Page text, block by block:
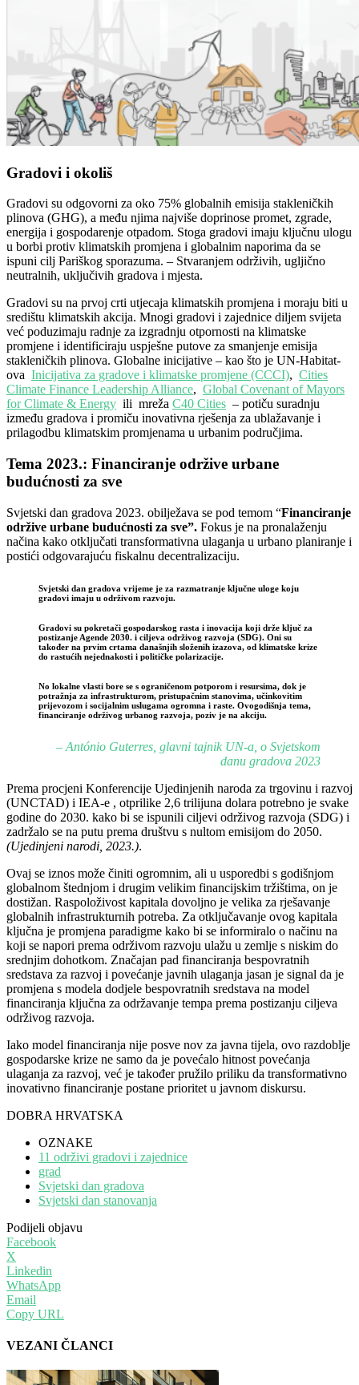
Gradovi i okoliš
Gradovi su odgovorni za oko 75% globalnih emisija stakleničkih
plinova (GHG), a među njima najviše doprinose promet, zgrade,
energija i gospodarenje otpadom. Stoga gradovi imaju ključnu ulogu
u borbi protiv klimatskih promjena i globalnim naporima da se
ispuni cilj Pariškog sporazuma. – Stvaranjem održivih, ugljično
neutralnih, uključivih gradova i mjesta.
Gradovi su na prvoj crti utjecaja klimatskih promjena i moraju biti u
središtu klimatskih akcija. Mnogi gradovi i zajednice diljem svijeta
već poduzimaju radnje za izgradnju otpornosti na klimatske
promjene i identificiraju uspješne putove za smanjenje emisija
stakleničkih plinova. Globalne inicijative – kao što je UN-Habitat-
ova Inicijativa za gradove i klimatske promjene (CCCI), Cities
Climate Finance Leadership Alliance, Global Covenant of Mayors
for Climate & Energy ili mreža C40 Cities – potiču suradnju
između gradova i promiču inovativna rješenja za ublažavanje i
prilagodbu klimatskim promjenama u urbanim područjima.
Tema 2023.: Financiranje održive urbane
budućnosti za sve
Svjetski dan gradova 2023. obilježava se pod temom “Financiranje
održive urbane budućnosti za sve”. Fokus je na pronalaženju
načina kako otključati transformativna ulaganja u urbano planiranje i
postići odgovarajuću fiskalnu decentralizaciju.
Svjetski dan gradova vrijeme je za razmatranje ključne uloge koju
gradovi imaju u održivom razvoju.
Gradovi su pokretači gospodarskog rasta i inovacija koji drže ključ za
postizanje Agende 2030. i ciljeva održivog razvoja (SDG). Oni su
također na prvim crtama današnjih složenih izazova, od klimatske krize
do rastućih nejednakosti i političke polarizacije.
No lokalne vlasti bore se s ograničenom potporom i resursima, dok je
potražnja za infrastrukturom, pristupačnim stanovima, učinkovitim
prijevozom i socijalnim uslugama ogromna i raste. Ovogodišnja tema,
financiranje održivog urbanog razvoja, poziv je na akciju.
– António Guterres, glavni tajnik UN-a, o Svjetskom
danu gradova 2023
Prema procjeni Konferencije Ujedinjenih naroda za trgovinu i razvoj
(UNCTAD) i IEA-e , otprilike 2,6 trilijuna dolara potrebno je svake
godine do 2030. kako bi se ispunili ciljevi održivog razvoja (SDG) i
zadržalo se na putu prema društvu s nultom emisijom do 2050.
(Ujedinjeni narodi, 2023.).
Ovaj se iznos može činiti ogromnim, ali u usporedbi s godišnjom
globalnom štednjom i drugim velikim financijskim tržištima, on je
dostižan. Raspoloživost kapitala dovoljno je velika za rješavanje
globalnih infrastrukturnih potreba. Za otključavanje ovog kapitala
ključna je promjena paradigme kako bi se informiralo o načinu na
koji se napori prema održivom razvoju ulažu u zemlje s niskim do
srednjim dohotkom. Značajan pad financiranja bespovratnih
sredstava za razvoj i povećanje javnih ulaganja jasan je signal da je
promjena s modela dodjele bespovratnih sredstava na model
financiranja ključna za održavanje tempa prema postizanju ciljeva
održivog razvoja.
Iako model financiranja nije posve nov za javna tijela, ovo razdoblje
gospodarske krize ne samo da je povećalo hitnost povećanja
ulaganja za razvoj, već je također pružilo priliku da transformativno
inovativno financiranje postane prioritet u javnom diskursu.
DOBRA HRVATSKA
OZNAKE
11 održivi gradovi i zajednice
grad
Svjetski dan gradova
Svjetski dan stanovanja
Podijeli objavu
Facebook
X
Linkedin
WhatsApp
Email
Copy URL
VEZANI ČLANCI